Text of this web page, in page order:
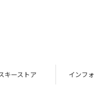
キーストア インフ